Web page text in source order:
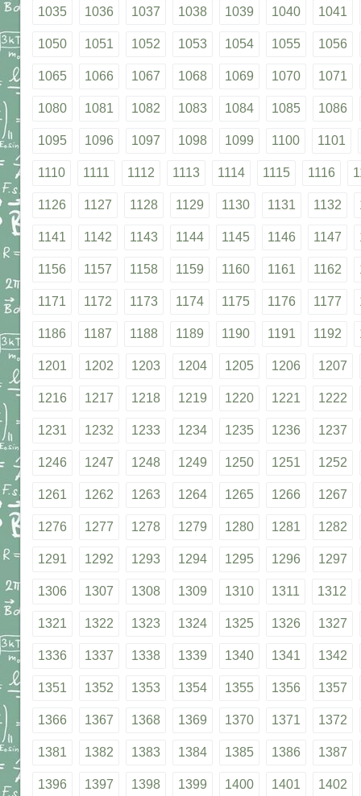
1035 1036 1037 1038 1039 1040 1041
1050 1051 1052 1053 1054 1055 1056
1065 1066 1067 1068 1069 1070 1071
1080 1081 1082 1083 1084 1085 1086
1095 1096 1097 1098 1099 1100 1101
1110 1111 1112 1113 1114 1115 1116
1126 1127 1128 1129 1130 1131 1132
1141 1142 1143 1144 1145 1146 1147
1156 1157 1158 1159 1160 1161 1162
1171 1172 1173 1174 1175 1176 1177
1186 1187 1188 1189 1190 1191 1192
1201 1202 1203 1204 1205 1206 1207
1216 1217 1218 1219 1220 1221 1222
1231 1232 1233 1234 1235 1236 1237
1246 1247 1248 1249 1250 1251 1252
1261 1262 1263 1264 1265 1266 1267
1276 1277 1278 1279 1280 1281 1282
1291 1292 1293 1294 1295 1296 1297
1306 1307 1308 1309 1310 1311 1312
1321 1322 1323 1324 1325 1326 1327
1336 1337 1338 1339 1340 1341 1342
1351 1352 1353 1354 1355 1356 1357
1366 1367 1368 1369 1370 1371 1372
1381 1382 1383 1384 1385 1386 1387
1396 1397 1398 1399 1400 1401 1402